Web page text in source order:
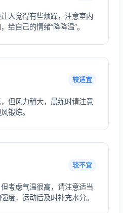
人觉得有些烦躁，注意室内
给自己的情绪“降降温”。
较适宜
但风力稍大，晨练时请注意
锻炼。
较不宜
考虑气温很高，请注意适当
度，运动后及时补充水分。